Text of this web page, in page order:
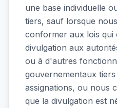
une base individuelle
tiers, sauf lorsque
conformer aux lois qui
divulgation aux
ou à d'autres
gouvernementaux tiers
assignations, ou nous
que la divulgation est